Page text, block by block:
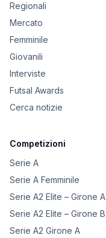
Regionali
Mercato
Femminile
Giovanili
Interviste
Futsal Awards
Cerca notizie
Competizioni
Serie A
Serie A Femminile
Serie A2 Elite – Girone A
Serie A2 Elite – Girone B
Serie A2 Girone A